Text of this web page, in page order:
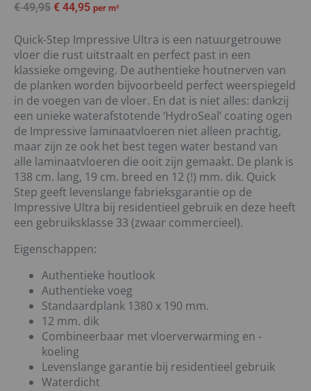
€49,95 € 44,95 per m²
Quick-Step Impressive Ultra is een natuurgetrouwe
vloer die rust uitstraalt en perfect past in een
klassieke omgeving. De authentieke houtnerven van
de planken worden bijvoorbeeld perfect weerspiegeld
in de voegen van de vloer. En dat is niet alles: dankzij
een unieke waterafstotende ‘HydroSeal’ coating ogen
de Impressive laminaatvloeren niet alleen prachtig,
maar zijn ze ook het best tegen water bestand van
alle laminaatvloeren die ooit zijn gemaakt. De plank is
138 cm. lang, 19 cm. breed en 12 (!) mm. dik. Quick
Step geeft levenslange fabrieksgarantie op de
Impressive Ultra bij residentieel gebruik en deze heeft
een gebruiksklasse 33 (zwaar commercieel).
Eigenschappen:
Authentieke houtlook
Authentieke voeg
Standaardplank 1380 x 190 mm.
12 mm. dik
Combineerbaar met vloerverwarming en -
koeling
Levenslange garantie bij residentieel gebruik
Waterdicht